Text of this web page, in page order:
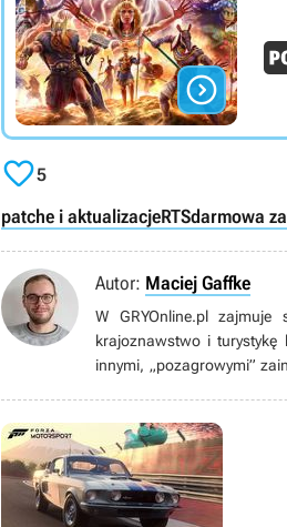

5
patche i aktualizacjeRTSdarmowa
Autor: Maciej Gaffke
W GRYOnline.pl
krajoznawstwo i
innymi, „pozagrowymi”
pojedynczego gracza.
Dumny mieszkaniec